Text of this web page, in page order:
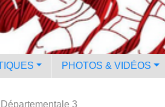
PHOTOS & VIDÉOS
Départementale 3